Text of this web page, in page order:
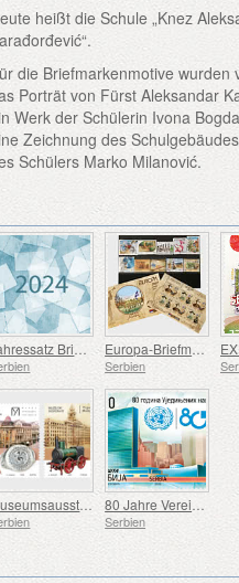
heißt die Schule „Knez
die Briefmarkenmotive wurden
Porträt von Fürst Aleksandar
Werk der Schülerin Ivona
Zeichnung des
Schülers Marko Milanović.
Jahressatz Briefmarken Europa-Briefmarkensatz 2007-2016
Serbien
Museumsausstellungen - 75 Jahre Museum Für Angewandte Kunst, 75 Jahre Eisenbahnmuseum 80 Jahre Vereinte Nationen
Serbien